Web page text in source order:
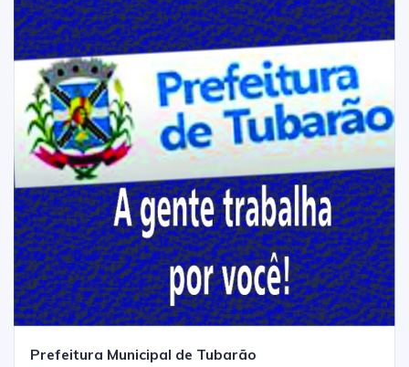
Prefeitura Municipal de Tubarão